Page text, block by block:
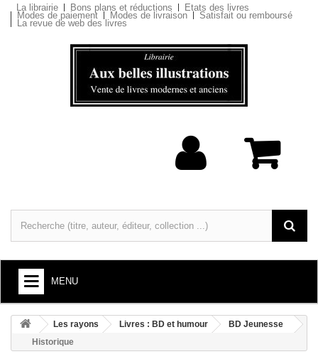
La librairie Bons plans et réductions Etats des livres
Modes de paiement Modes de livraison Satisfait ou remboursé
La revue de web des livres
MENU
+
LIVRES : ARTS ET SOCIÉTÉ
+
LIVRES : LITTÉRATURE
Les rayons Livres : BD et humour
BD Jeunesse
Historique